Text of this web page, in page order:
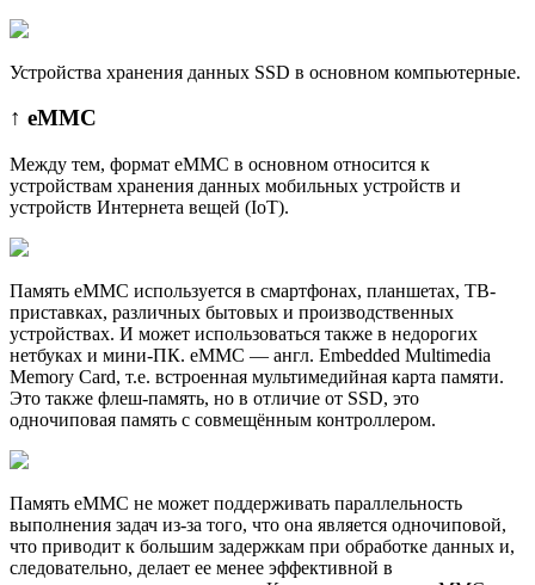
Устройства хранения данных SSD в основном компьютерные.
↑ eMMC
Между тем, формат eMMC в основном относится к
устройствам хранения данных мобильных устройств и
устройств Интернета вещей (IoT).
Память eMMC используется в смартфонах, планшетах, ТВ-
приставках, различных бытовых и производственных
устройствах. И может использоваться также в недорогих
нетбуках и мини-ПК. eMMC — англ. Embedded Multimedia
Memory Card, т.е. встроенная мультимедийная карта памяти.
Это также флеш-память, но в отличие от SSD, это
одночиповая память с совмещённым контроллером.
Память eMMC не может поддерживать параллельность
выполнения задач из-за того, что она является одночиповой,
что приводит к большим задержкам при обработке данных и,
следовательно, делает ее менее эффективной в